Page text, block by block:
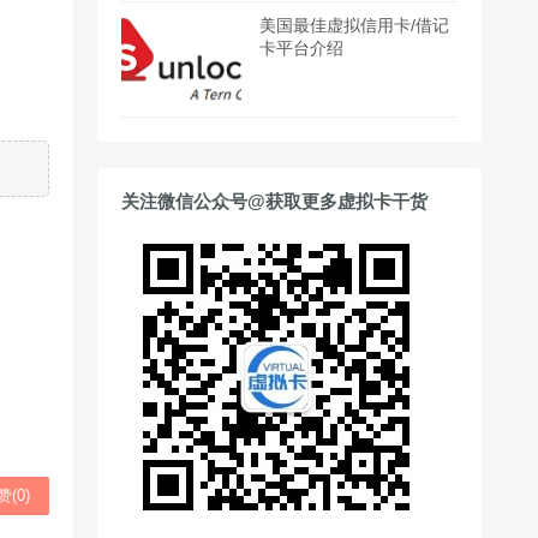
(0)
美国最佳虚拟信用卡/借记
卡平台介绍
关注微信公众号@获取更多虚拟卡干货